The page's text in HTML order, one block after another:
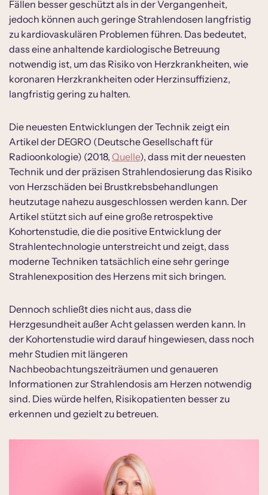
Fällen besser geschützt als in der Vergangenheit,
jedoch können auch geringe Strahlendosen langfristig
zu kardiovaskulären Problemen führen. Das bedeutet,
dass eine anhaltende kardiologische Betreuung
notwendig ist, um das Risiko von Herzkrankheiten, wie
koronaren Herzkrankheiten oder Herzinsuffizienz,
langfristig gering zu halten.
Die neuesten Entwicklungen der Technik zeigt ein
Artikel der DEGRO (Deutsche Gesellschaft für
Radioonkologie) (2018, Quelle), dass mit der neuesten
Technik und der präzisen Strahlendosierung das Risiko
von Herzschäden bei Brustkrebsbehandlungen
heutzutage nahezu ausgeschlossen werden kann. Der
Artikel stützt sich auf eine große retrospektive
Kohortenstudie, die die positive Entwicklung der
Strahlentechnologie unterstreicht und zeigt, dass
moderne Techniken tatsächlich eine sehr geringe
Strahlenexposition des Herzens mit sich bringen.
Dennoch schließt dies nicht aus, dass die
Herzgesundheit außer Acht gelassen werden kann. In
der Kohortenstudie wird darauf hingewiesen, dass noch
mehr Studien mit längeren
Nachbeobachtungszeiträumen und genaueren
Informationen zur Strahlendosis am Herzen notwendig
sind. Dies würde helfen, Risikopatienten besser zu
erkennen und gezielt zu betreuen.